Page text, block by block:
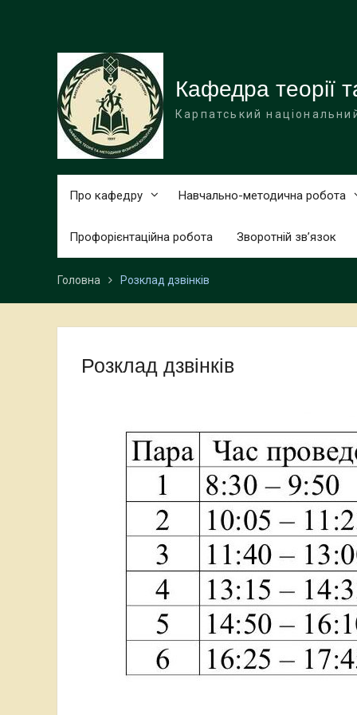
Кафедра теорії
Карпатський
Про кафедру Навчально-методична робота
Профорієнтаційна робота Зворотній зв’язок
Головна Розклад дзвінків
Розклад дзвінків